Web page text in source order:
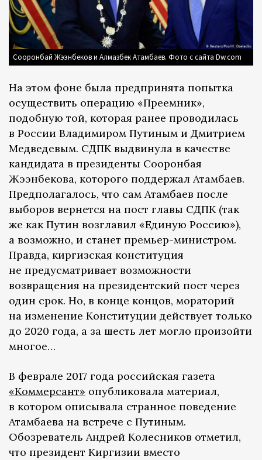
Сооронбай Жээнбеков и Алмазбек Атамбаев. Фото с сайта Dw.com
На этом фоне была предпринята попытка
осуществить операцию «Преемник»,
подобную той, которая ранее проводилась
в России Владимиром Путиным и Дмитрием
Медведевым. СДПК выдвинула в качестве
кандидата в президенты Сооронбая
Жээнбекова, которого поддержал Атамбаев.
Предполагалось, что сам Атамбаев после
выборов вернется на пост главы СДПК (так
же как Путин возглавил «Единую Россию»),
а возможно, и станет премьер-министром.
Правда, киргизская конституция
не предусматривает возможности
возвращения на президентский пост через
один срок. Но, в конце концов, мораторий
на изменение Конституции действует только
до 2020 года, а за шесть лет могло произойти
многое…
В феврале 2017 года российская газета
«Коммерсант» опубликовала материал,
в котором описывала странное поведение
Атамбаева на встрече с Путиным.
Обозреватель Андрей Колесников отметил,
что президент Киргизии вместо